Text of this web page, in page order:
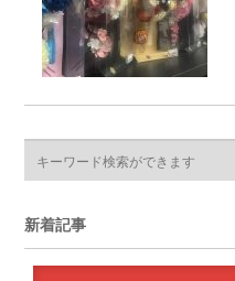
新着記事